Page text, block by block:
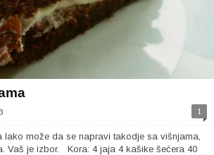
1
lako može da se napravi takodje sa višnjama,
Vaš je izbor. Kora: 4 jaja 4 kašike šećera 40